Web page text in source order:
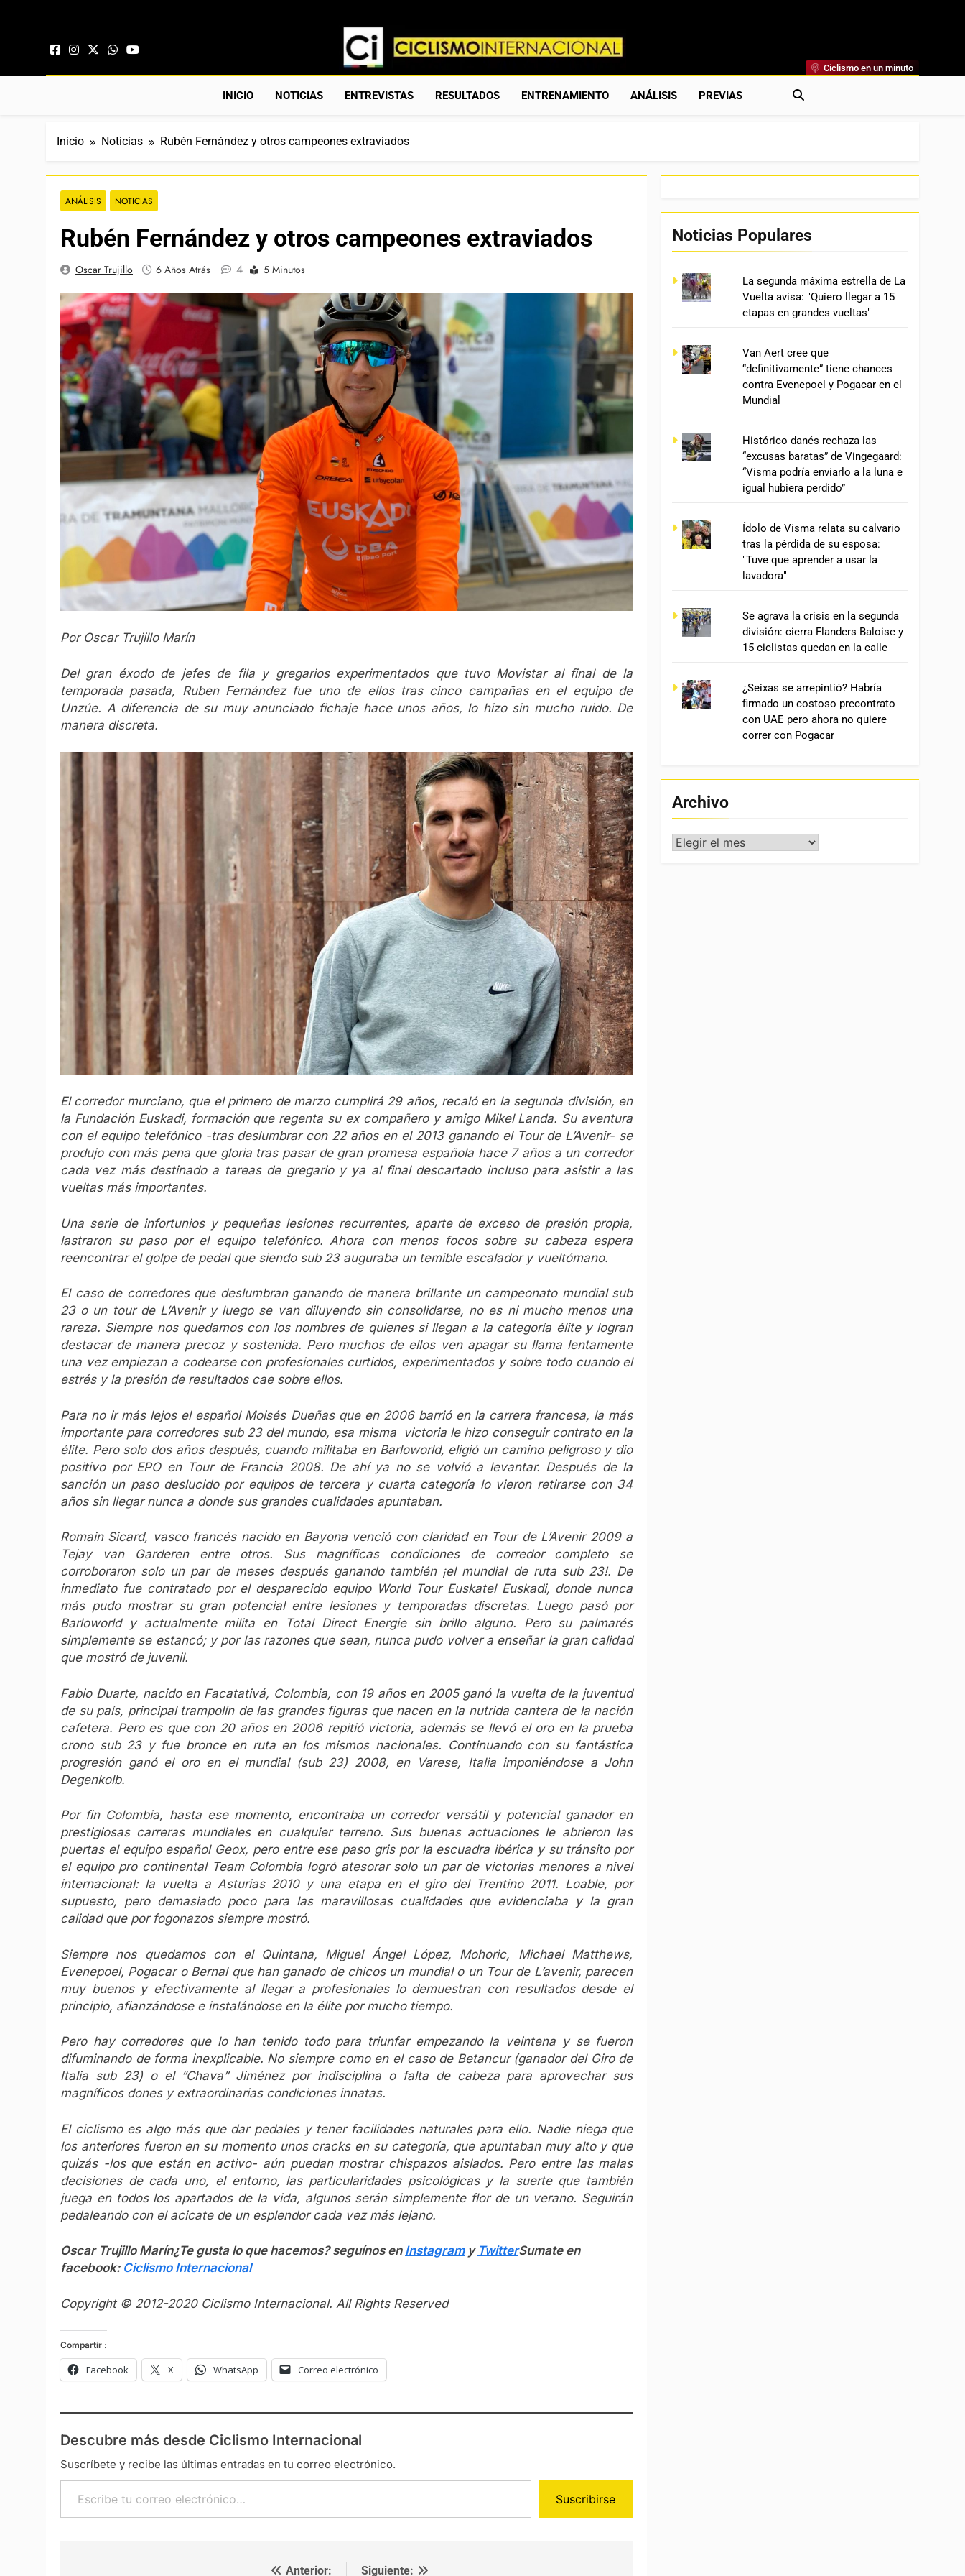
Ciclismo Internacional
Web Dedicada Al Ciclismo Mundial. Entrevistas, Análisis, Crónicas, Previas Y Más. La Web Ciclista De Referencia.
Ciclismo en un minuto
INICIO NOTICIAS ENTREVISTAS RESULTADOS ENTRENAMIENTO ANÁLISIS PREVIAS
Inicio Noticias Rubén Fernández y otros campeones extraviados
ANÁLISIS NOTICIAS
Rubén Fernández y otros campeones extraviados
Oscar Trujillo 6 Años Atrás 4 5 Minutos
Por Oscar Trujillo Marín
Del gran éxodo de jefes de fila y gregarios experimentados que tuvo Movistar al final de la
temporada pasada, Ruben Fernández fue uno de ellos tras cinco campañas en el equipo de
Unzúe. A diferencia de su muy anunciado fichaje hace unos años, lo hizo sin mucho ruido. De
manera discreta.
El corredor murciano, que el primero de marzo cumplirá 29 años, recaló en la segunda división, en
la Fundación Euskadi, formación que regenta su ex compañero y amigo Mikel Landa. Su aventura
con el equipo telefónico -tras deslumbrar con 22 años en el 2013 ganando el Tour de L’Avenir- se
produjo con más pena que gloria tras pasar de gran promesa española hace 7 años a un corredor
cada vez más destinado a tareas de gregario y ya al final descartado incluso para asistir a las
vueltas más importantes.
Una serie de infortunios y pequeñas lesiones recurrentes, aparte de exceso de presión propia,
lastraron su paso por el equipo telefónico. Ahora con menos focos sobre su cabeza espera
reencontrar el golpe de pedal que siendo sub 23 auguraba un temible escalador y vueltómano.
El caso de corredores que deslumbran ganando de manera brillante un campeonato mundial sub
23 o un tour de L’Avenir y luego se van diluyendo sin consolidarse, no es ni mucho menos una
rareza. Siempre nos quedamos con los nombres de quienes si llegan a la categoría élite y logran
destacar de manera precoz y sostenida. Pero muchos de ellos ven apagar su llama lentamente
una vez empiezan a codearse con profesionales curtidos, experimentados y sobre todo cuando el
estrés y la presión de resultados cae sobre ellos.
Para no ir más lejos el español Moisés Dueñas que en 2006 barrió en la carrera francesa, la más
importante para corredores sub 23 del mundo, esa misma victoria le hizo conseguir contrato en la
élite. Pero solo dos años después, cuando militaba en Barloworld, eligió un camino peligroso y dio
positivo por EPO en Tour de Francia 2008. De ahí ya no se volvió a levantar. Después de la
sanción un paso deslucido por equipos de tercera y cuarta categoría lo vieron retirarse con 34
años sin llegar nunca a donde sus grandes cualidades apuntaban.
Romain Sicard, vasco francés nacido en Bayona venció con claridad en Tour de L’Avenir 2009 a
Tejay van Garderen entre otros. Sus magníficas condiciones de corredor completo se
corroboraron solo un par de meses después ganando también ¡el mundial de ruta sub 23!. De
inmediato fue contratado por el desparecido equipo World Tour Euskatel Euskadi, donde nunca
más pudo mostrar su gran potencial entre lesiones y temporadas discretas. Luego pasó por
Barloworld y actualmente milita en Total Direct Energie sin brillo alguno. Pero su palmarés
simplemente se estancó; y por las razones que sean, nunca pudo volver a enseñar la gran calidad
que mostró de juvenil.
Fabio Duarte, nacido en Facatativá, Colombia, con 19 años en 2005 ganó la vuelta de la juventud
de su país, principal trampolín de las grandes figuras que nacen en la nutrida cantera de la nación
cafetera. Pero es que con 20 años en 2006 repitió victoria, además se llevó el oro en la prueba
crono sub 23 y fue bronce en ruta en los mismos nacionales. Continuando con su fantástica
progresión ganó el oro en el mundial (sub 23) 2008, en Varese, Italia imponiéndose a John
Degenkolb.
Por fin Colombia, hasta ese momento, encontraba un corredor versátil y potencial ganador en
prestigiosas carreras mundiales en cualquier terreno. Sus buenas actuaciones le abrieron las
puertas el equipo español Geox, pero entre ese paso gris por la escuadra ibérica y su tránsito por
el equipo pro continental Team Colombia logró atesorar solo un par de victorias menores a nivel
internacional: la vuelta a Asturias 2010 y una etapa en el giro del Trentino 2011. Loable, por
supuesto, pero demasiado poco para las maravillosas cualidades que evidenciaba y la gran
calidad que por fogonazos siempre mostró.
Siempre nos quedamos con el Quintana, Miguel Ángel López, Mohoric, Michael Matthews,
Evenepoel, Pogacar o Bernal que han ganado de chicos un mundial o un Tour de L’avenir, parecen
muy buenos y efectivamente al llegar a profesionales lo demuestran con resultados desde el
principio, afianzándose e instalándose en la élite por mucho tiempo.
Pero hay corredores que lo han tenido todo para triunfar empezando la veintena y se fueron
difuminando de forma inexplicable. No siempre como en el caso de Betancur (ganador del Giro de
Italia sub 23) o el “Chava” Jiménez por indisciplina o falta de cabeza para aprovechar sus
magníficos dones y extraordinarias condiciones innatas.
El ciclismo es algo más que dar pedales y tener facilidades naturales para ello. Nadie niega que
los anteriores fueron en su momento unos cracks en su categoría, que apuntaban muy alto y que
quizás -los que están en activo- aún puedan mostrar chispazos aislados. Pero entre las malas
decisiones de cada uno, el entorno, las particularidades psicológicas y la suerte que también
juega en todos los apartados de la vida, algunos serán simplemente flor de un verano. Seguirán
pedaleando con el acicate de un esplendor cada vez más lejano.
Oscar Trujillo Marín¿Te gusta lo que hacemos? seguínos en Instagramy TwitterSumate en
facebook: Ciclismo Internacional
Copyright © 2012-2020 Ciclismo Internacional. All Rights Reserved
Compartir :
Facebook X WhatsApp Correo electrónico
Descubre más desde Ciclismo Internacional
Suscríbete y recibe las últimas entradas en tu correo electrónico.
Escribe tu correo electrónico…
Suscribirse
Anterior: Siguiente:
Noticias Populares
La segunda máxima estrella de La
Vuelta avisa: "Quiero llegar a 15
etapas en grandes vueltas"
Van Aert cree que
“definitivamente” tiene chances
contra Evenepoel y Pogacar en el
Mundial
Histórico danés rechaza las
“excusas baratas” de Vingegaard:
“Visma podría enviarlo a la luna e
igual hubiera perdido”
Ídolo de Visma relata su calvario
tras la pérdida de su esposa:
"Tuve que aprender a usar la
lavadora"
Se agrava la crisis en la segunda
división: cierra Flanders Baloise y
15 ciclistas quedan en la calle
¿Seixas se arrepintió? Habría
firmado un costoso precontrato
con UAE pero ahora no quiere
correr con Pogacar
Archivo
Archivo